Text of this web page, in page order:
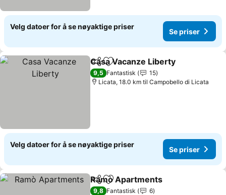
Velg datoer for å se nøyaktige priser
Se priser
Del Legg til i favoritter
Casa Vacanze Liberty
9,5 Fantastisk
15
Licata, 18.0 km til Campobello di Licata
Velg datoer for å se nøyaktige priser
Se priser
Del Legg til i favoritter
Ramò Apartments
9,8 Fantastisk
6